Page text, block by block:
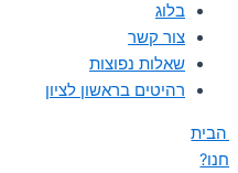
בלוג
צור קשר
שאלות נפוצות
רהיטים בראשון לציון
הבית